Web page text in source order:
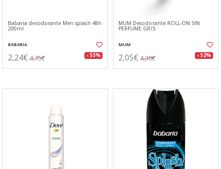
Babaria desodorante Men splash 48h
200ml
BABARIA
2,24€ 4,75€ - 53%
MUM Desodorante ROLL-ON SIN
PERFUME GRIS
MUM
2,05€ 4,30€ - 52%